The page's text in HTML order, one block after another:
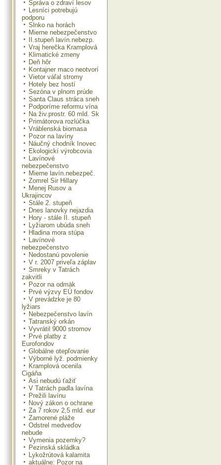
Správa o zdraví lesov
Lesníci potrebujú
podporu
Slnko na horách
Mierne nebezpečenstvo
II.stupeň lavín.nebezp.
Vraj herečka Kramplová
Klimatické zmeny
Deň hôr
Kontajner maco neotvorí
Vietor váľal stromy
Hotely bez hostí
Sezóna v plnom prúde
Santa Claus stráca sneh
Podporíme reformu vína
Na živ.prostr. 60 mld. Sk
Primátorova rozlúčka
Vráblenská biomasa
Pozor na lavíny
Náučný chodník Inovec
Ekologickí výrobcovia
Lavínové
nebezpečenstvo
Mierne lavín.nebezpeč.
Zomrel Sir Hillary
Menej Rusov a
Ukrajincov
Stále 2. stupeň
Dnes lanovky nejazdia
Hory - stále II. stupeň
Lyžiarom ubúda sneh
Hladina mora stúpa
Lavínové
nebezpečenstvo
Nedostanú povolenie
V r. 2007 priveľa záplav
Smreky v Tatrách
zakvitli
Pozor na odmäk
Prvé výzvy EÚ fondov
V prevádzke je 80
lyžiars
Nebezpečenstvo lavín
Tatranský orkán
Vyvrátil 9000 stromov
Prvé platby z
Eurofondov
Globálne otepľovanie
Výborné lyž. podmienky
Kramplová ocenila
Cigáňa
Asi nebudú ťažiť
V Tatrách padla lavína
Prežili lavínu
Nový zákon o ochrane
Za 7 rokov 2,5 mld. eur
Zamorené pláže
Odstrel medveďov
nebude
Vymenia pozemky?
Pezinská skládka
Lykožrútová kalamita
aktuálne: Pozor na